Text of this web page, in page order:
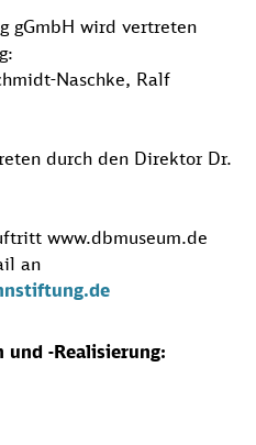
gGmbH wird vertreten
Naschke, Ralf
durch den Direktor Dr.
www.dbmuseum.de
an
und -Realisierung: